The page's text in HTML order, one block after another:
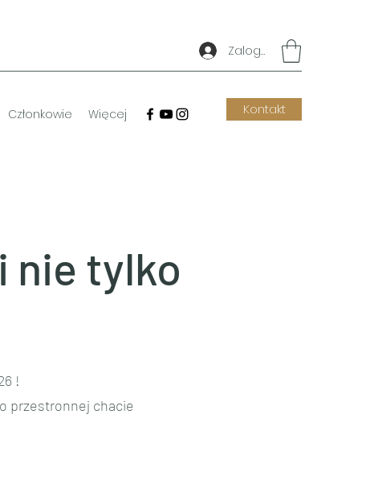
Zaloguj się
Członkowie Więcej Kontakt
nie tylko
!
przestronnej chacie